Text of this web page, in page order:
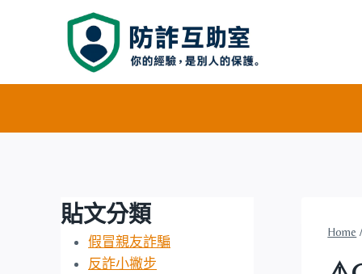
Home
貼文分類
假冒親友詐騙
反詐小撇步